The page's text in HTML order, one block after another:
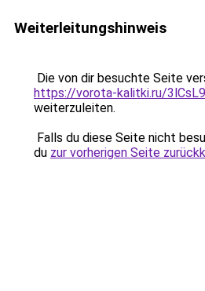
Weiterleitungshinweis
Die von dir besuchte Seite
https://vorota-kalitki.ru/
weiterzuleiten.
Falls du diese Seite nicht
du zur vorherigen Seite